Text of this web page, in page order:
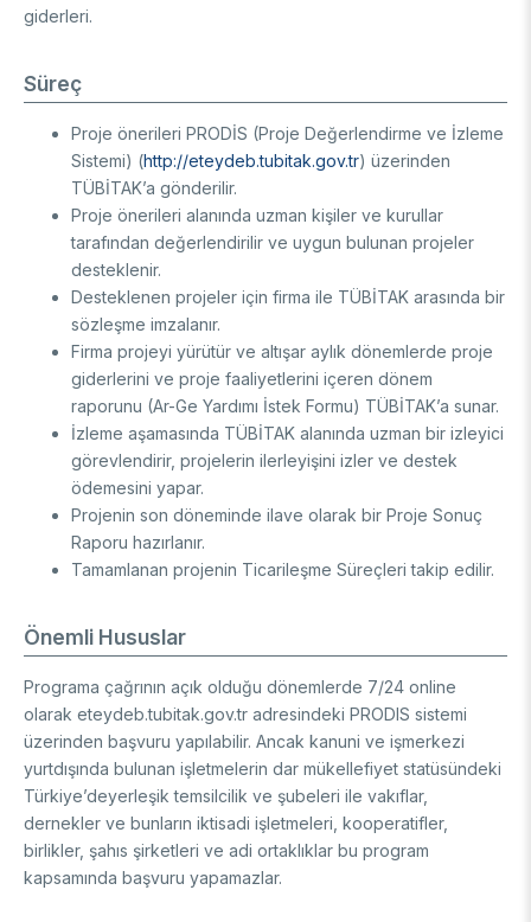
giderleri.
Süreç
Proje önerileri PRODİS (Proje Değerlendirme ve İzleme
Sistemi) (http://eteydeb.tubitak.gov.tr) üzerinden
TÜBİTAK’a gönderilir.
Proje önerileri alanında uzman kişiler ve kurullar
tarafından değerlendirilir ve uygun bulunan projeler
desteklenir.
Desteklenen projeler için firma ile TÜBİTAK arasında bir
sözleşme imzalanır.
Firma projeyi yürütür ve altışar aylık dönemlerde proje
giderlerini ve proje faaliyetlerini içeren dönem
raporunu (Ar-Ge Yardımı İstek Formu) TÜBİTAK’a sunar.
İzleme aşamasında TÜBİTAK alanında uzman bir izleyici
görevlendirir, projelerin ilerleyişini izler ve destek
ödemesini yapar.
Projenin son döneminde ilave olarak bir Proje Sonuç
Raporu hazırlanır.
Tamamlanan projenin Ticarileşme Süreçleri takip edilir.
Önemli Hususlar
Programa çağrının açık olduğu dönemlerde 7/24 online
olarak eteydeb.tubitak.gov.tr adresindeki PRODIS sistemi
üzerinden başvuru yapılabilir. Ancak kanuni ve işmerkezi
yurtdışında bulunan işletmelerin dar mükellefiyet statüsündeki
Türkiye’deyerleşik temsilcilik ve şubeleri ile vakıflar,
dernekler ve bunların iktisadi işletmeleri, kooperatifler,
birlikler, şahıs şirketleri ve adi ortaklıklar bu program
kapsamında başvuru yapamazlar.